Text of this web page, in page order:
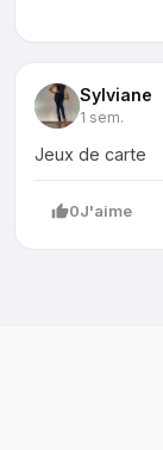
Sylviane
1 sem.
Jeux de carte
0J'aime